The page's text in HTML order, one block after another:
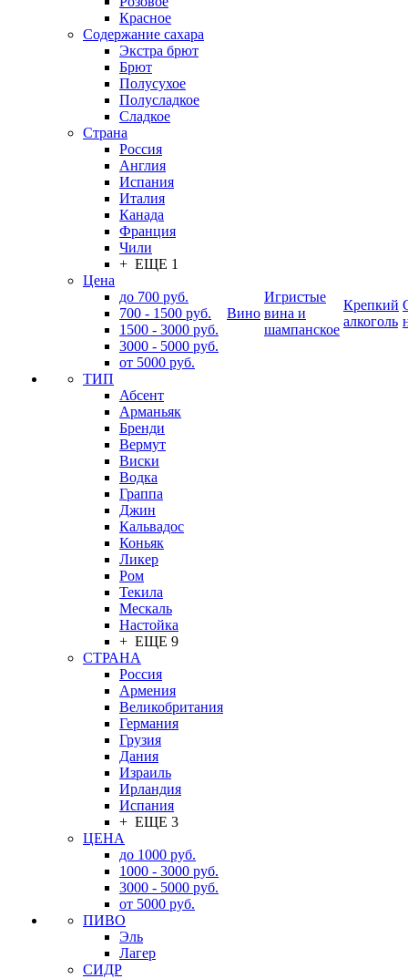
Красное
Содержание сахара
Экстра брют
Брют
Полусухое
Полусладкое
Сладкое
Страна
Россия
Англия
Испания
Италия
Канада
Франция
Чили
+ ЕЩЕ 1
Цена
до 700 руб.
700 - 1500 руб.
1500 - 3000 руб.
3000 - 5000 руб.
от 5000 руб.
ТИП
Абсент
Арманьяк
Бренди
Вермут
Виски
Водка
Граппа
Джин
Кальвадос
Коньяк
Ликер
Ром
Текила
Мескаль
Настойка
+ ЕЩЕ 9
СТРАНА
Россия
Армения
Великобритания
Германия
Грузия
Дания
Израиль
Ирландия
Испания
+ ЕЩЕ 3
ЦЕНА
до 1000 руб.
1000 - 3000 руб.
3000 - 5000 руб.
от 5000 руб.
ПИВО
Эль
Лагер
СИДР
Вино
Игристые
вина и
шампанское
Крепкий
алкоголь